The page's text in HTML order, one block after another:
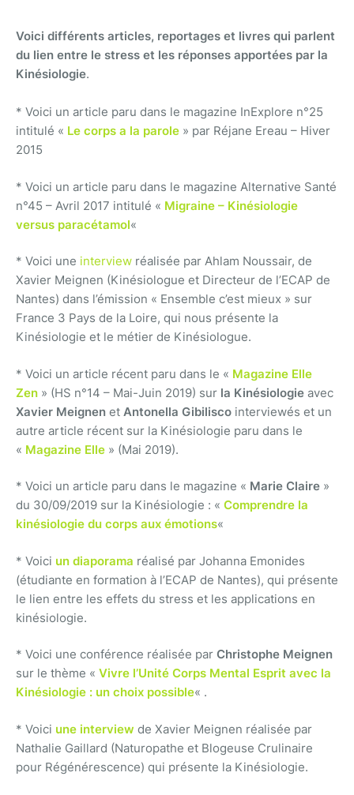
Voici différents articles, reportages et livres qui parlent
du lien entre le stress et les réponses apportées par la
Kinésiologie.
* Voici un article paru dans le magazine InExplore n°25
intitulé « Le corps a la parole » par Réjane Ereau – Hiver
2015
* Voici un article paru dans le magazine Alternative Santé
n°45 – Avril 2017 intitulé « Migraine – Kinésiologie
versus paracétamol«
* Voici une interview réalisée par Ahlam Noussair, de
Xavier Meignen (Kinésiologue et Directeur de l’ECAP de
Nantes) dans l’émission « Ensemble c’est mieux » sur
France 3 Pays de la Loire, qui nous présente la
Kinésiologie et le métier de Kinésiologue.
* Voici un article récent paru dans le « Magazine Elle
Zen » (HS n°14 – Mai-Juin 2019) sur la Kinésiologie avec
Xavier Meignen et Antonella Gibilisco interviewés et un
autre article récent sur la Kinésiologie paru dans le
« Magazine Elle » (Mai 2019).
* Voici un article paru dans le magazine « Marie Claire »
du 30/09/2019 sur la Kinésiologie : « Comprendre la
kinésiologie du corps aux émotions«
* Voici un diaporama réalisé par Johanna Emonides
(étudiante en formation à l’ECAP de Nantes), qui présente
le lien entre les effets du stress et les applications en
kinésiologie.
* Voici une conférence réalisée par Christophe Meignen
sur le thème « Vivre l’Unité Corps Mental Esprit avec la
Kinésiologie : un choix possible« .
* Voici une interview de Xavier Meignen réalisée par
Nathalie Gaillard (Naturopathe et Blogeuse Crulinaire
pour Régénérescence) qui présente la Kinésiologie.